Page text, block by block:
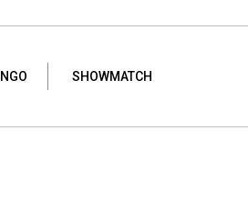
SHOWMATCH